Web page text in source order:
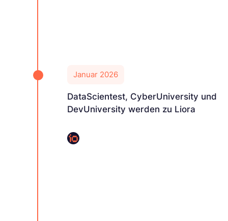
Januar 2026
DataScientest, CyberUniversity und
DevUniversity werden zu Liora